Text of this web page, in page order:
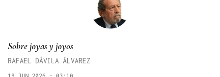
Sobre joyas y joyos
RAFAEL DÁVILA ÁLVAREZ